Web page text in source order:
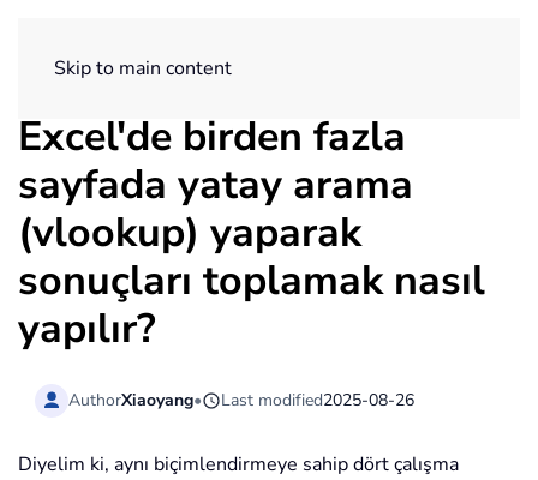
Skip to main content
Excel'de birden fazla
sayfada yatay arama
(vlookup) yaparak
sonuçları toplamak nasıl
yapılır?
AuthorXiaoyang• Last modified2025-08-26
Diyelim ki, aynı biçimlendirmeye sahip dört çalışma